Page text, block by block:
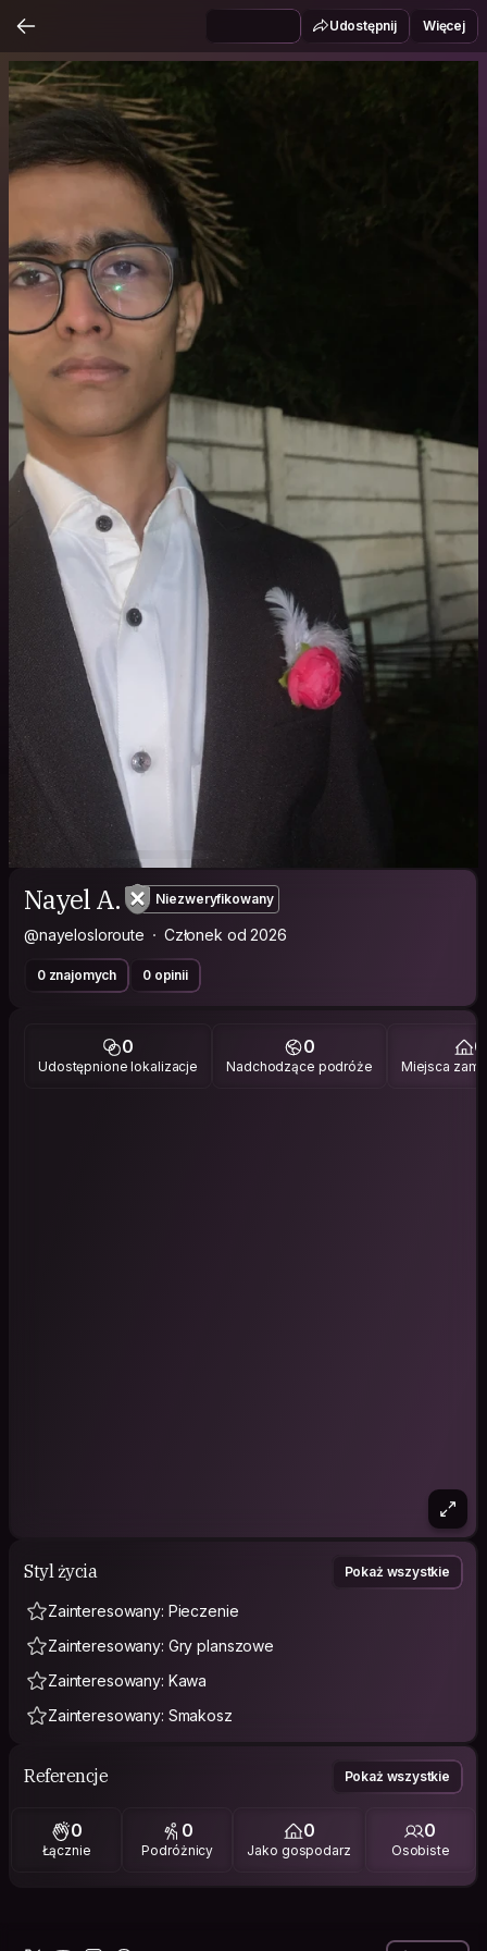
Udostępnij Więcej
Nayel A. Niezweryfikowany
@nayelosloroute Członek od 2026
0 znajomych 0 opinii
0
Udostępnione lokalizacje
0
Nadchodzące podróże
0
Miejsca
Styl życia Pokaż wszystkie
Zainteresowany: Pieczenie
Zainteresowany: Gry planszowe
Zainteresowany: Kawa
Zainteresowany: Smakosz
Referencje Pokaż wszystkie
0
Łącznie
0
Podróżnicy
0
Jako gospodarz
0
Osobiste